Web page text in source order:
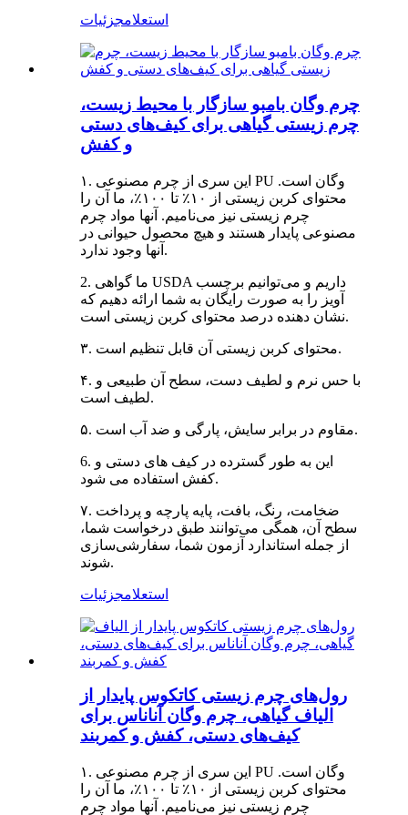
استعلامجزئیات
چرم وگان بامبو سازگار با محیط زیست،
چرم زیستی گیاهی برای کیف‌های دستی
و کفش
۱. این سری از چرم مصنوعی PU وگان است.
محتوای کربن زیستی از ۱۰٪ تا ۱۰۰٪، ما آن را
چرم زیستی نیز می‌نامیم. آنها مواد چرم
مصنوعی پایدار هستند و هیچ محصول حیوانی در
آنها وجود ندارد.
2. ما گواهی USDA داریم و می‌توانیم برچسب
آویز را به صورت رایگان به شما ارائه دهیم که
نشان دهنده درصد محتوای کربن زیستی است.
۳. محتوای کربن زیستی آن قابل تنظیم است.
۴. با حس نرم و لطیف دست، سطح آن طبیعی و
لطیف است.
۵. مقاوم در برابر سایش، پارگی و ضد آب است.
6. این به طور گسترده در کیف های دستی و
کفش استفاده می شود.
۷. ضخامت، رنگ، بافت، پایه پارچه و پرداخت
سطح آن، همگی می‌توانند طبق درخواست شما،
از جمله استاندارد آزمون شما، سفارشی‌سازی
شوند.
استعلامجزئیات
رول‌های چرم زیستی کاتکوس پایدار از
الیاف گیاهی، چرم وگان آناناس برای
کیف‌های دستی، کفش و کمربند
۱. این سری از چرم مصنوعی PU وگان است.
محتوای کربن زیستی از ۱۰٪ تا ۱۰۰٪، ما آن را
چرم زیستی نیز می‌نامیم. آنها مواد چرم